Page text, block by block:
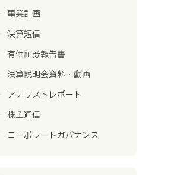
事業計画
決算短信
有価証券報告書
決算説明会資料・動画
アナリストレポート
株主通信
コーポレートガバナンス